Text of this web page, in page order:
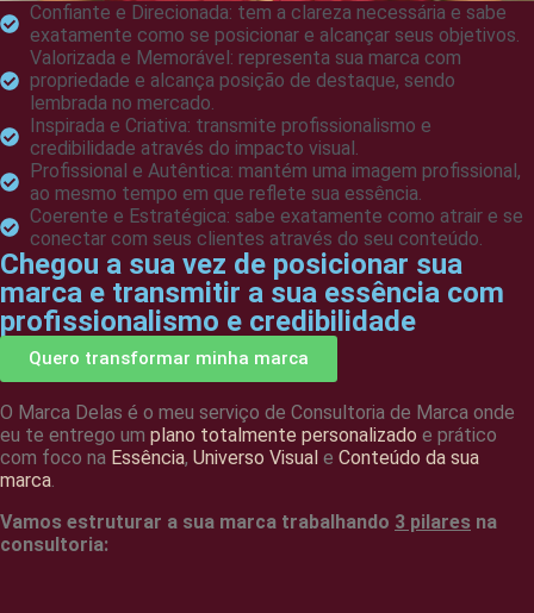
Confiante e Direcionada: tem a clareza necessária e sabe
exatamente como se posicionar e alcançar seus objetivos.
Valorizada e Memorável: representa sua marca com
propriedade e alcança posição de destaque, sendo
lembrada no mercado.
Inspirada e Criativa: transmite profissionalismo e
credibilidade através do impacto visual.
Profissional e Autêntica: mantém uma imagem profissional,
ao mesmo tempo em que reflete sua essência.
Coerente e Estratégica: sabe exatamente como atrair e se
conectar com seus clientes através do seu conteúdo.
Chegou a sua vez de posicionar sua
marca e transmitir a sua essência com
profissionalismo e credibilidade
Quero transformar minha marca
O Marca Delas é o meu serviço de Consultoria de Marca onde
eu te entrego um plano totalmente personalizado e prático
com foco na Essência, Universo Visual e Conteúdo da sua
marca.
Vamos estruturar a sua marca trabalhando 3 pilares na
consultoria: